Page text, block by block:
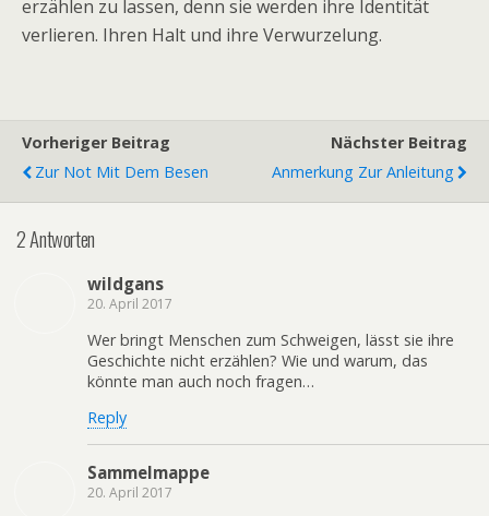
erzählen zu lassen, denn sie werden ihre Identität
verlieren. Ihren Halt und ihre Verwurzelung.
Vorheriger Beitrag
Zur Not Mit Dem Besen
Nächster Beitrag
Anmerkung Zur Anleitung
2 Antworten
wildgans
20. April 2017
Wer bringt Menschen zum Schweigen, lässt sie ihre
Geschichte nicht erzählen? Wie und warum, das
könnte man auch noch fragen…
Reply
Sammelmappe
20. April 2017